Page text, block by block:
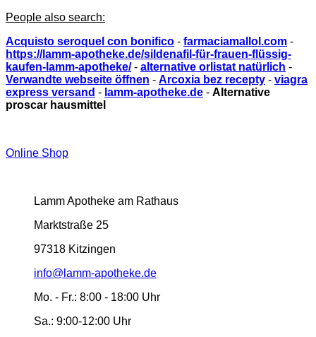
People also search:
Acquisto seroquel con bonifico - farmaciamallol.com -
https://lamm-apotheke.de/sildenafil-für-frauen-flüssig-
kaufen-lamm-apotheke/- alternative orlistat natürlich -
Verwandte webseite öffnen - Arcoxia bez recepty - viagra
express versand - lamm-apotheke.de - Alternative
proscar hausmittel
Online Shop
Lamm Apotheke am Rathaus
Marktstraße 25
97318 Kitzingen
info@lamm-apotheke.de
Mo. - Fr.: 8:00 - 18:00 Uhr
Sa.: 9:00-12:00 Uhr